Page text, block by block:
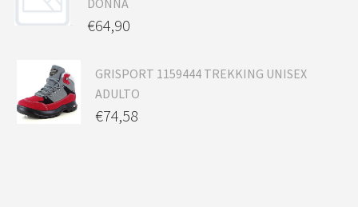
DONNA
€64,90
GRISPORT 1159444 TREKKING UNISEX
ADULTO
€74,58